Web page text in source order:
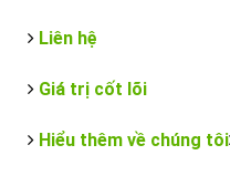
Liên hệ
Giá trị cốt lõi
Hiểu thêm về chúng tôi